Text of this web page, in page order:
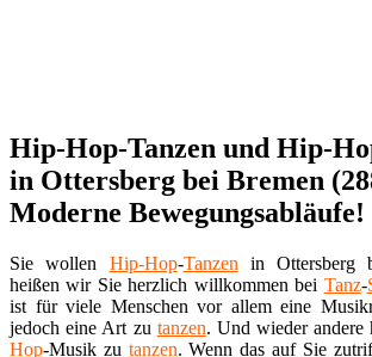
Hip-Hop-Tanzen und Hip-
in Ottersberg bei Bremen
Moderne Bewegungsabläufe!
Sie wollen Hip-Hop-Tanzen in Ottersberg
heißen wir Sie herzlich willkommen bei Tanz-
ist für viele Menschen vor allem eine
jedoch eine Art zu tanzen. Und wieder
Hop-Musik zu tanzen. Wenn das auf Sie